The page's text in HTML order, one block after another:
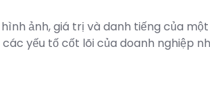
ảnh, giá trị và danh tiếng của
yếu tố cốt lõi của doanh nghiệp